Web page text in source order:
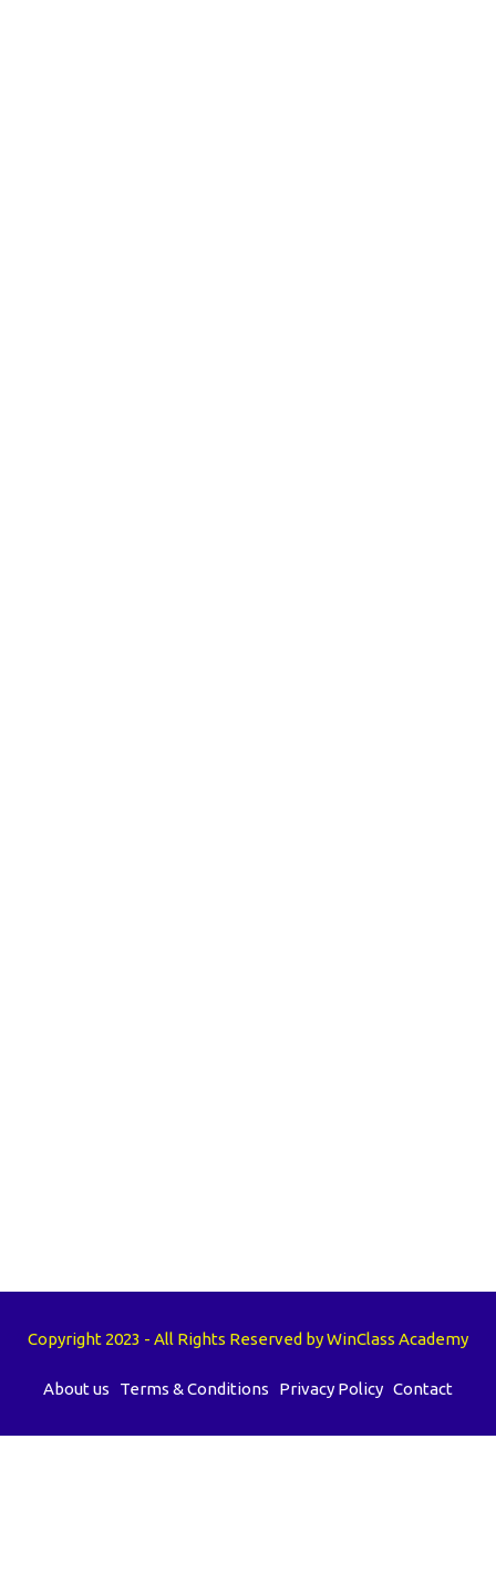
Copyright 2023 - All Rights Reserved by WinClass Academy
About us Terms & Conditions Privacy Policy Contact